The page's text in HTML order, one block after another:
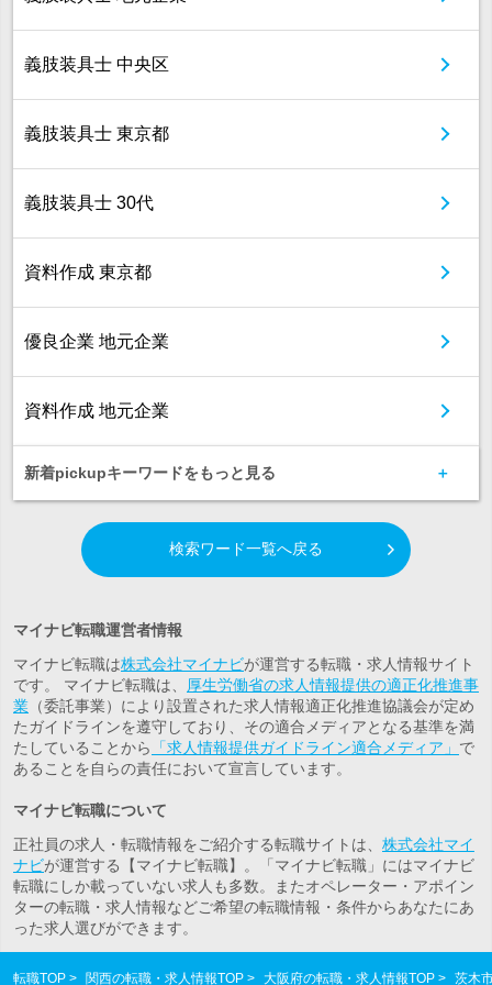
義肢装具士 中央区
義肢装具士 東京都
義肢装具士 30代
資料作成 東京都
優良企業 地元企業
資料作成 地元企業
新着pickupキーワードをもっと見る
検索ワード一覧へ戻る
マイナビ転職運営者情報
マイナビ転職は株式会社マイナビが運営する転職・求人情報サイト
です。 マイナビ転職は、
厚生労働省の求人情報提供の適正化推進事
業 （委託事業）により設置された求人情報適正化推進協議会が定め
たガイドラインを遵守しており、その適合メディアとなる基準を満
たしていることから
「求人情報提供ガイドライン適合メディア」 で
あることを自らの責任において宣言しています。
マイナビ転職について
正社員の求人・転職情報をご紹介する転職サイトは、 株式会社マイ
ナビが運営する【マイナビ転職】。「マイナビ転職」にはマイナビ
転職にしか載っていない求人も多数。またオペレーター・アポイン
ターの転職・求人情報などご希望の転職情報・条件からあなたにあ
った求人選びができます。
転職TOP 関西の転職・求人情報TOP 大阪府の転職・求人情報TOP 茨木